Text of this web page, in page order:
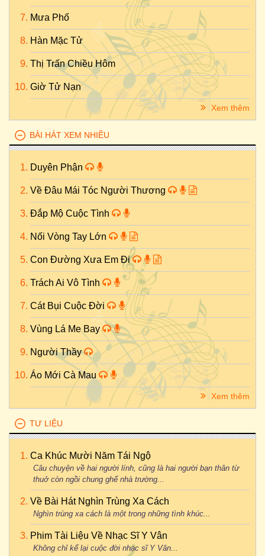
Mưa Phố
Hàn Mặc Tử
Thị Trấn Chiều Hôm
Giờ Tử Nạn
Xem thêm
BÀI HÁT XEM NHIỀU
Duyên Phận
Về Đâu Mái Tóc Người Thương
Đắp Mộ Cuộc Tình
Nối Vòng Tay Lớn
Con Đường Xưa Em Đi
Trách Ai Vô Tình
Cát Bụi Cuộc Đời
Vùng Lá Me Bay
Người Thầy
Áo Mới Cà Mau
Xem thêm
TƯ LIỆU
Ca Khúc Mười Năm Tái Ngộ
Câu chuyện về hai người lính, cũng là hai người bạn thân từ
thuở còn ngồi chung ghế nhà trường...
Về Bài Hát Nghìn Trùng Xa Cách
Nghìn trùng xa cách là một trong những tình khúc...
Phim Tài Liệu Về Nhạc Sĩ Y Vân
Không chỉ kể lại cuộc đời nhạc sĩ Y Vân...